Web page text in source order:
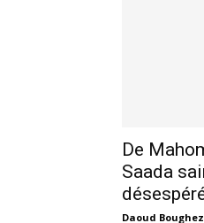
De
Saada
Daoud